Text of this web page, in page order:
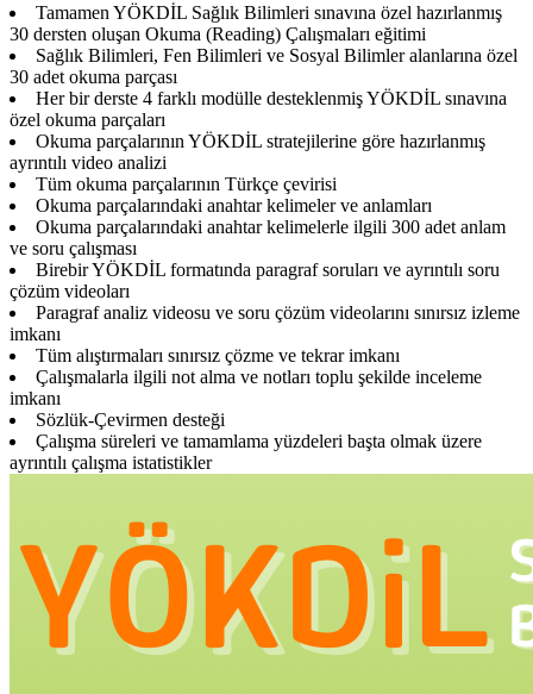
Tamamen YÖKDİL Sağlık Bilimleri sınavına özel hazırlanmış
30 dersten oluşan Okuma (Reading) Çalışmaları eğitimi
Sağlık Bilimleri, Fen Bilimleri ve Sosyal Bilimler alanlarına özel
30 adet okuma parçası
Her bir derste 4 farklı modülle desteklenmiş YÖKDİL sınavına
özel okuma parçaları
Okuma parçalarının YÖKDİL stratejilerine göre hazırlanmış
ayrıntılı video analizi
Tüm okuma parçalarının Türkçe çevirisi
Okuma parçalarındaki anahtar kelimeler ve anlamları
Okuma parçalarındaki anahtar kelimelerle ilgili 300 adet anlam
ve soru çalışması
Birebir YÖKDİL formatında paragraf soruları ve ayrıntılı soru
çözüm videoları
Paragraf analiz videosu ve soru çözüm videolarını sınırsız izleme
imkanı
Tüm alıştırmaları sınırsız çözme ve tekrar imkanı
Çalışmalarla ilgili not alma ve notları toplu şekilde inceleme
imkanı
Sözlük-Çevirmen desteği
Çalışma süreleri ve tamamlama yüzdeleri başta olmak üzere
ayrıntılı çalışma istatistikler